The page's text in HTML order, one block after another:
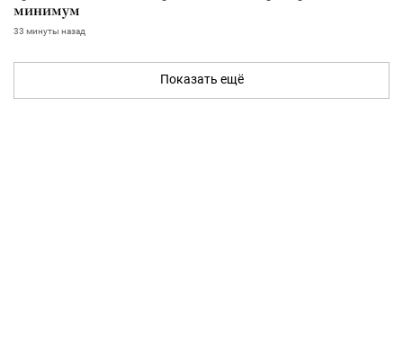
минимум
33 минуты назад
Показать ещё